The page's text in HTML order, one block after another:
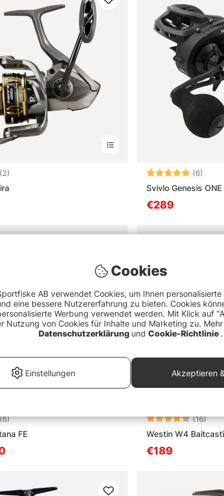
(2) Bewertung:(6)
Svivlo Genesis
€289
4.7 von 5 Sternen
FE
Bewertung:(16)4.2
Westin W4
€189
Cookies
AB verwendet Cookies, um Ihnen
eine bessere Nutzererfahrung zu bieten. Cookies
Werbung verwendet werden. Mit Klick auf
Nutzung von Cookies für Inhalte und Marketing zu.
Datenschutzerklärung und Cookie-Richtlinie .
Einstellungen Akzeptieren